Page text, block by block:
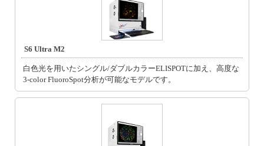
S6 Ultra M2
白色光を用いたシングル/ダブルカラーELISPOTに加え、高度な
3-color FluoroSpot分析が可能なモデルです。